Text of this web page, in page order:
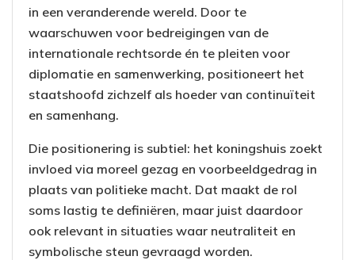
in een veranderende wereld. Door te
waarschuwen voor bedreigingen van de
internationale rechtsorde én te pleiten voor
diplomatie en samenwerking, positioneert het
staatshoofd zichzelf als hoeder van continuïteit
en samenhang.
Die positionering is subtiel: het koningshuis zoekt
invloed via moreel gezag en voorbeeldgedrag in
plaats van politieke macht. Dat maakt de rol
soms lastig te definiëren, maar juist daardoor
ook relevant in situaties waar neutraliteit en
symbolische steun gevraagd worden.